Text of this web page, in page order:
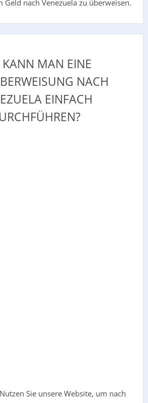
Geld nach Venezuela zu überweisen.
KANN MAN EINE
NACH
EINFACH
Sie unsere Website, um nach